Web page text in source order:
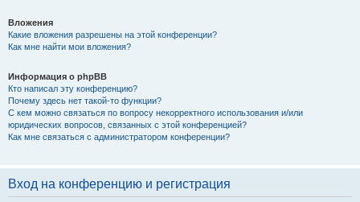
Вложения
Какие вложения разрешены на этой конференции?
Как мне найти мои вложения?
Информация о phpBB
Кто написал эту конференцию?
Почему здесь нет такой-то функции?
С кем можно связаться по вопросу некорректного использования и/или
юридических вопросов, связанных с этой конференцией?
Как мне связаться с администратором конференции?
Вход на конференцию и регистрация